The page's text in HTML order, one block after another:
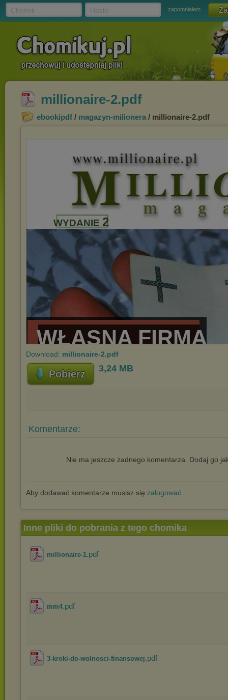
zapomniałem
millionaire-2.pdf
ebookipdf / magazyn-milionera / millionaire-2.pdf
Download: millionaire-2.pdf
Pobierz 3,24 MB
Komentarze:
Nie ma jeszcze żadnego komentarza. Dodaj go
Aby dodawać komentarze musisz się zalogować
Inne pliki do pobrania z tego chomika
millionaire-1.pdf
mm4.pdf
3-kroki-do-wolnosci-finansowej.pdf